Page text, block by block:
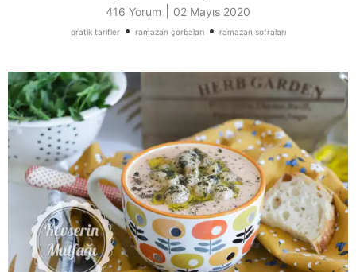
416 Yorum 02 Mayıs 2020
pratik tarifler• ramazan çorbaları• ramazan sofraları